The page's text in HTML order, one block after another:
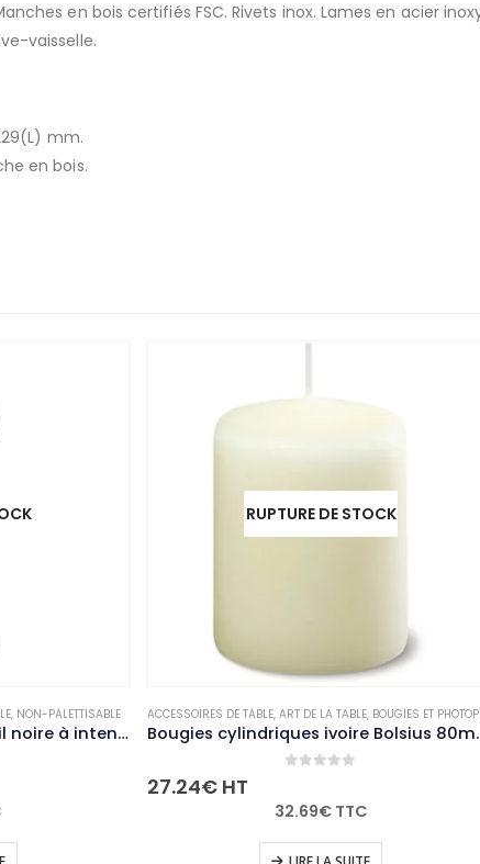
en bois certifiés FSC. Rivets inox. Lames en acier
vaisselle.
mm.
en bois.
PALETTISABLE
Lampe de table LED sans fil noire à intensité variable Securit Feline avec câble de chargement magnétique
RUPTURE DE STOCK
ACCESSOIRES DE TABLE,ART DE LA TABLE,BOUGIES ET PHOTOPHORES
Bougies cylindriques ivoire Bolsius 80mm (lot de 12)
27.24€HT
32.69€TTC